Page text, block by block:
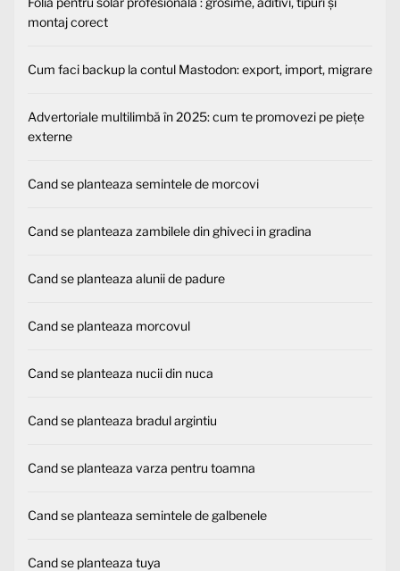
montaj corect
Cum faci backup la contul Mastodon: export, import, migrare
Advertoriale multilimbă în 2025: cum te promovezi pe piețe
externe
Cand se planteaza semintele de morcovi
Cand se planteaza zambilele din ghiveci in gradina
Cand se planteaza alunii de padure
Cand se planteaza morcovul
Cand se planteaza nucii din nuca
Cand se planteaza bradul argintiu
Cand se planteaza varza pentru toamna
Cand se planteaza semintele de galbenele
Cand se planteaza tuya